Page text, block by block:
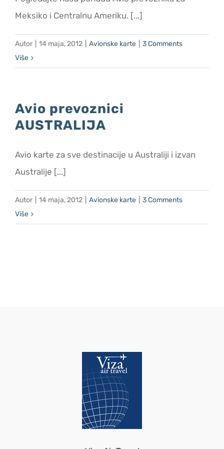
Meksiko i Centralnu Ameriku. [...]
Autor 14 maja, 2012 Avionske karte
3 Comments
Više
Avio prevoznici
AUSTRALIJA
Avio karte za sve destinacije u Australiji i izvan
Australije [...]
Autor 14 maja, 2012 Avionske karte
3 Comments
Više